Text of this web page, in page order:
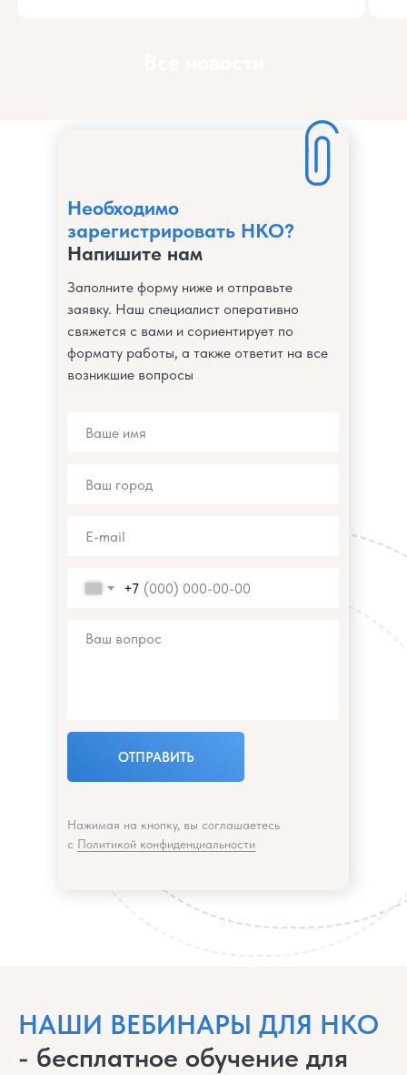
Необходимо
зарегистрировать НКО?
Напишите нам
+7
ОТПРАВИТЬ
Заполните форму ниже и отправьте
заявку. Наш специалист оперативно
свяжется с вами и сориентирует по
формату работы, а также ответит на все
возникшие вопросы
Нажимая на кнопку, вы соглашаетесь
с Политикой конфиденциальности
НАШИ ВЕБИНАРЫ ДЛЯ НКО
- бесплатное обучение для